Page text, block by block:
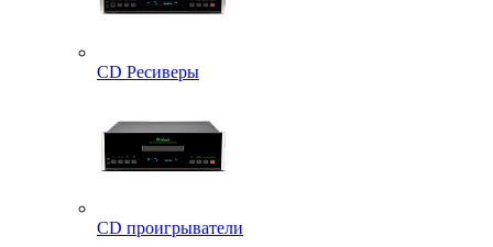
CD Ресиверы
CD проигрыватели